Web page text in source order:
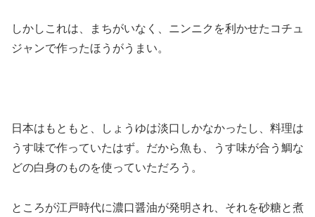
しかしこれは、まちがいなく、ニンニクを利かせたコチュ
ジャンで作ったほうがうまい。
日本はもともと、しょうゆは淡口しかなかったし、料理は
うす味で作っていたはず。だから魚も、うす味が合う鯛な
どの白身のものを使っていただろう。
ところが江戸時代に濃口醤油が発明され、それを砂糖と煮